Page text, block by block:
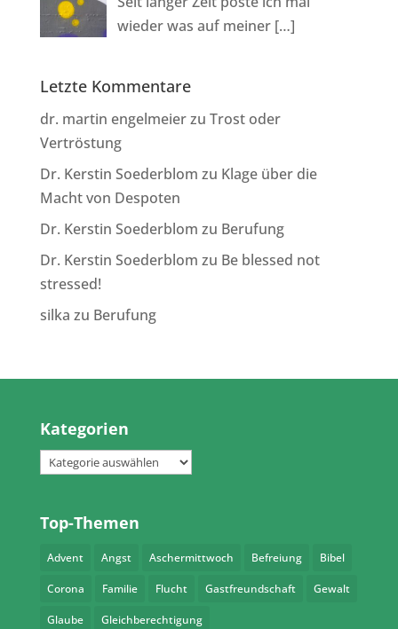
wieder was auf meiner […]
Letzte Kommentare
dr. martin engelmeierzu Trost oder
Vertröstung
Dr. Kerstin Soederblom zu Klage über die
Macht von Despoten
Dr. Kerstin Soederblom zu Berufung
Dr. Kerstin Soederblom zu Be blessed not
stressed!
silka zu Berufung
Kategorien
Kategorien
Top-Themen
Advent Angst Aschermittwoch Befreiung Bibel
Corona Familie Flucht Gastfreundschaft Gewalt
Glaube Gleichberechtigung